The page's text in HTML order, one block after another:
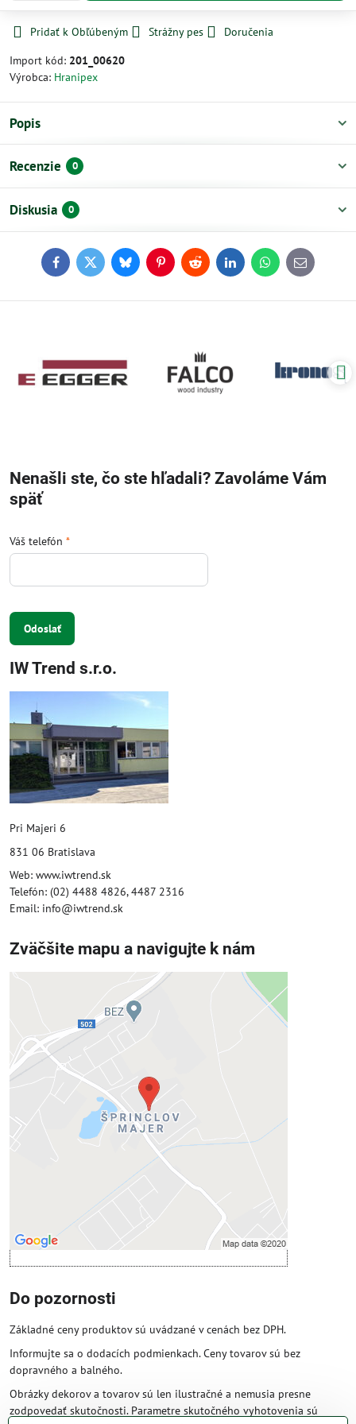
Pridať k Obľúbeným Strážny pes
Doručenia
Import kód: 201_00620
Výrobca: Hranipex
Popis
Recenzie 0
Diskusia 0
FacebookTwitterBlueskyPinterestReddit LinkedInWhatsApp
E-
mail
Nenašli ste, čo ste hľadali? Zavoláme Vám
späť
Váš telefón *
Odoslať
IW Trend s.r.o.
Pri Majeri 6
831 06 Bratislava
Web: www.iwtrend.sk
Telefón: (02) 4488 4826, 4487 2316
Email: info@iwtrend.sk
Zväčšite mapu a navigujte k nám
Externý obsah je blokovaný
Prajete si načítať externý obsah?
Povoliť tentokrát
Povoliť a zapamätať - súhlas s druhom
cookie: Funkčné
Otvoriť obsah v novom okne
Do pozornosti
Základné ceny produktov sú uvádzané v cenách bez DPH.
Informujte sa o dodacích podmienkach. Ceny tovarov sú bez
dopravného a balného.
Obrázky dekorov a tovarov sú len ilustračné a nemusia presne
zodpovedať skutočnosti. Parametre skutočného vyhotovenia sú